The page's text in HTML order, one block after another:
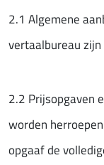
2.1 Algemene
vertaalbureau
2.2 Prijsopgaven
worden
opgaaf de